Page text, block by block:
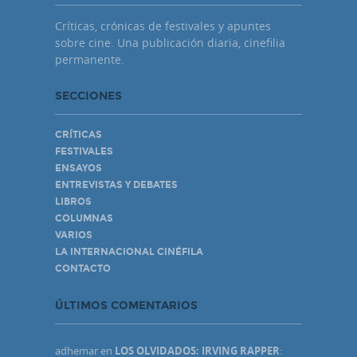
Críticas, crónicas de festivales y apuntes
sobre cine. Una publicación diaria, cinefilia
permanente.
SECCIONES
CRÍTICAS
FESTIVALES
ENSAYOS
ENTREVISTAS Y DEBATES
LIBROS
COLUMNAS
VARIOS
LA INTERNACIONAL CINÉFILA
CONTACTO
ÚLTIMOS COMENTARIOS
adhemar en LOS OLVIDADOS: IRVING RAPPER: